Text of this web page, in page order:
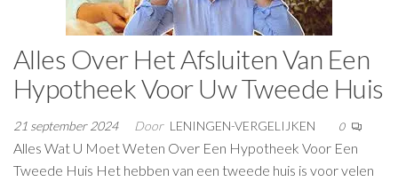
Alles Over Het Afsluiten Van Een
Hypotheek Voor Uw Tweede Huis
21 september 2024 Door LENINGEN-VERGELIJKEN 0
Alles Wat U Moet Weten Over Een Hypotheek Voor Een
Tweede Huis Het hebben van een tweede huis is voor velen